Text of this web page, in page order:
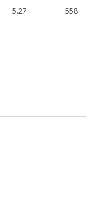
5.27 558